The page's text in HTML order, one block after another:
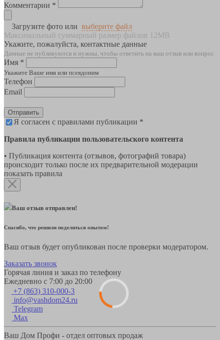
Комментарии *
Загрузите фото или выберите файл
Максимальный суммарный размер файлов 12MB
Укажите, пожалуйста, контактные данные
Данные не публикуются и нужны, чтобы ответить на ваш отзыв или вопрос
Имя *
Укажите Ваше имя или псевдоним
Телефон
Email
Отправить
Я согласен с правилами публикации *
Правила публикации пользовательского контента
• Публикация контента (отзывов, фотографий товара)
происходит только после их предварительной модерации
показать правила
Ваш отзыв отправлен!
Спасибо, что решили поделиться опытом!
Ваш отзыв будет опубликован после проверки модератором.
Заказать звонок
Горячая линия и заказ по телефону
Ежедневно с 7:00 до 20:00
+7 (863) 310-000-3
info@vashdom24.ru
Telegram
Max
Ваш Дом Профи - отдел оптовых продаж